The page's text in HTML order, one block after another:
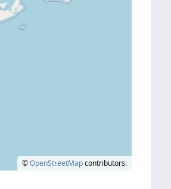
©OpenStreetMapcontributors.